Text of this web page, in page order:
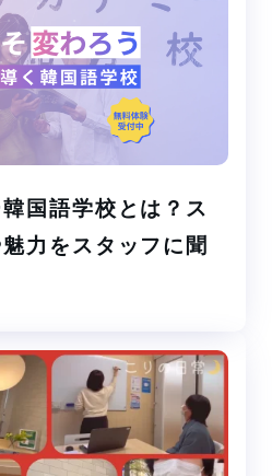
国語学校とは？ス
力をスタッフに聞